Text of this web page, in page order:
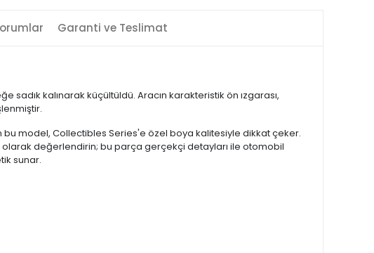
Garanti ve Teslimat
sadık kalınarak küçültüldü. Aracın karakteristik ön ızgarası,
bu model, Collectibles Series'e özel boya kalitesiyle dikkat çeker.
olarak değerlendirin; bu parça gerçekçi detayları ile otomobil
sunar.